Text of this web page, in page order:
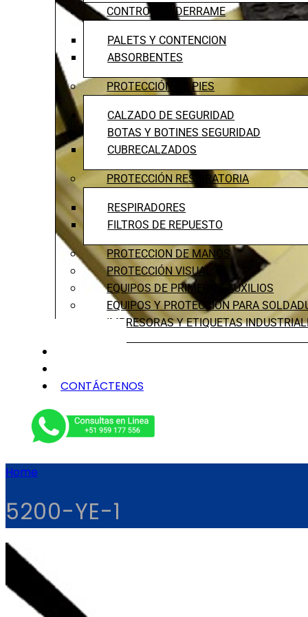
CONTROL DE DERRAME
PALETS Y CONTENCION
ABSORBENTES
PROTECCIÓN DE PIES
CALZADO DE SEGURIDAD
BOTAS Y BOTINES SEGURIDAD
CUBRECALZADOS
PROTECCIÓN RESPIRATORIA
RESPIRADORES
FILTROS DE REPUESTO
PROTECCION DE MANOS
PROTECCIÓN VISUAL
EQUIPOS DE PRIMEROS AUXILIOS
EQUIPOS Y PROTECCIÓN PARA
IMPRESORAS Y ETIQUETAS
CONTÁCTENOS
Home
5200-YE-1